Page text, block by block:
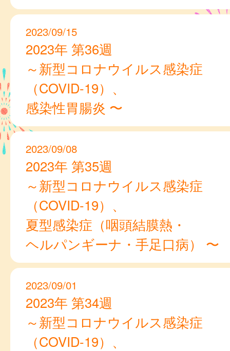
2023/09/15
2023年 第36週
～新型コロナウイルス感染症
（COVID-19）、
感染性胃腸炎 〜
2023/09/08
2023年 第35週
～新型コロナウイルス感染症
（COVID-19）、
夏型感染症（咽頭結膜熱・
ヘルパンギーナ・手足口病） 〜
2023/09/01
2023年 第34週
～新型コロナウイルス感染症
（COVID-19）、